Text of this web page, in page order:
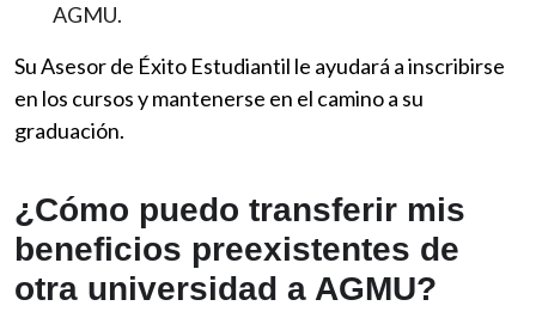
AGMU.
Su Asesor de Éxito Estudiantil le ayudará a inscribirse
en los cursos y mantenerse en el camino a su
graduación.
¿Cómo puedo transferir mis
beneficios preexistentes de
otra universidad a AGMU?